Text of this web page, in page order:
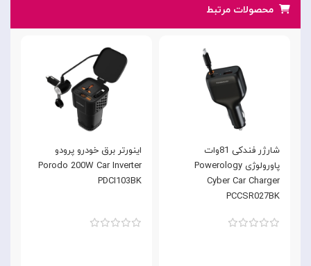
محصولات مرتبط
اینورتر برق خودرو پرودو
Porodo 200W Car Inverter
PDCI103BK
شارژر فندکی 81وات
پاورولوژی Powerology
Cyber Car Charger
PCCSR027BK